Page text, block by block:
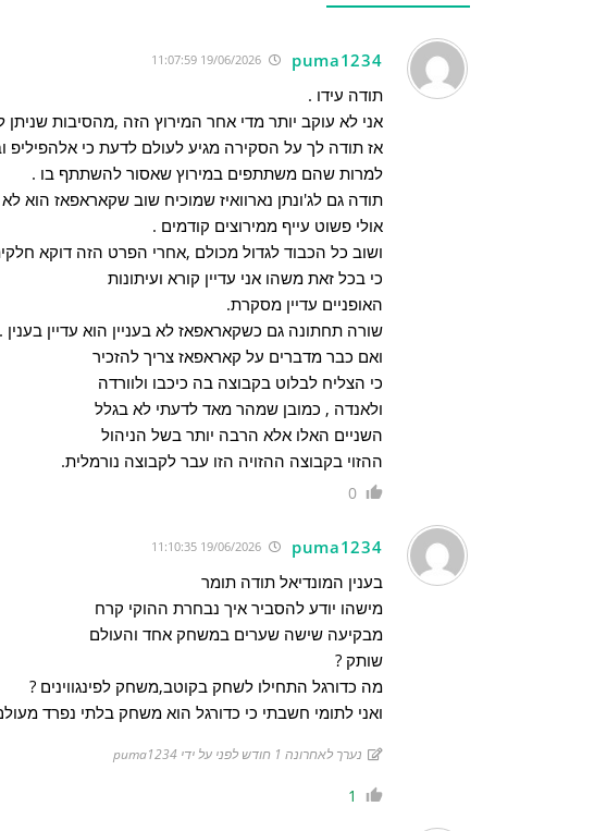
puma1234
19/06/2026 11:07:59
תודה עידו .
אני לא עוקב יותר מדי אחר המירוץ הזה ,מהסיבות שניתן
אז תודה לך על הסקירה מגיע לעולם לדעת כי אלהפיליפ
למרות שהם משתתפים במירוץ שאסור להשתתף בו .
תודה גם לג'ונתן נארוואיז שמוכיח שוב שקאראפאז הוא
אולי פשוט עייף ממירוצים קודמים .
ושוב כל הכבוד לגדול מכולם ,אחרי הפרט הזה דוקא
כי בכל זאת משהו אני עדיין קורא ועיתונות
האופניים עדיין מסקרת.
שורה תחתונה גם כשקאראפאז לא בעניין הוא עדיין בענין .
ואם כבר מדברים על קאראפאז צריך להזכיר
כי הצליח לבלוט בקבוצה בה כיכבו ולוורדה
ולאנדה , כמובן שמהר מאד לדעתי לא בגלל
השניים האלו אלא הרבה יותר בשל הניהול
ההזוי בקבוצה ההזויה הזו עבר לקבוצה נורמלית.
0
puma1234
19/06/2026 11:10:35
בענין המונדיאל תודה תומר
מישהו יודע להסביר איך נבחרת ההוקי קרח
מבקיעה שישה שערים במשחק אחד והעולם
שותק ?
מה כדורגל התחילו לשחק בקוטב,משחק לפינגווינים ?
ואני לתומי חשבתי כי כדורגל הוא משחק בלתי נפרד
נערך לאחרונה 1 חודש לפני על ידי puma1234
1